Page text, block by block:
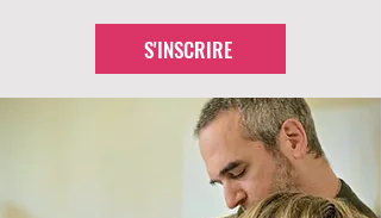
S'INSCRIRE